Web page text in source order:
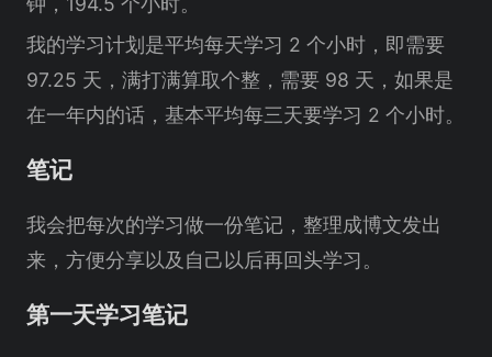
我的学习计划是平均每天学习 2 个小时，即需要
97.25 天，满打满算取个整，需要 98 天，如果是
在一年内的话，基本平均每三天要学习 2 个小时。
笔记
我会把每次的学习做一份笔记，整理成博文发出
来，方便分享以及自己以后再回头学习。
第一天学习笔记